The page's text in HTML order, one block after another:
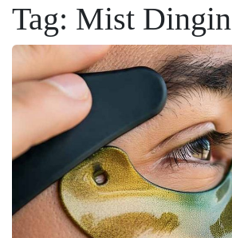
Tag: Mist Dingin